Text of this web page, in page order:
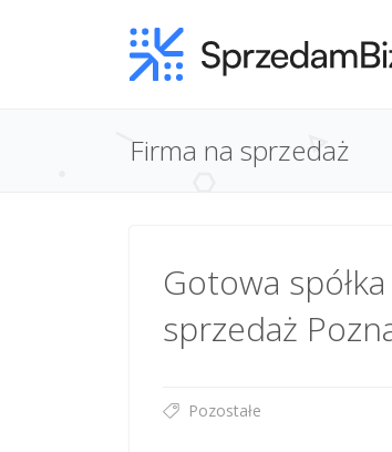
Firma na sprzedaż
Gotowa
sprzedaż
Pozostałe